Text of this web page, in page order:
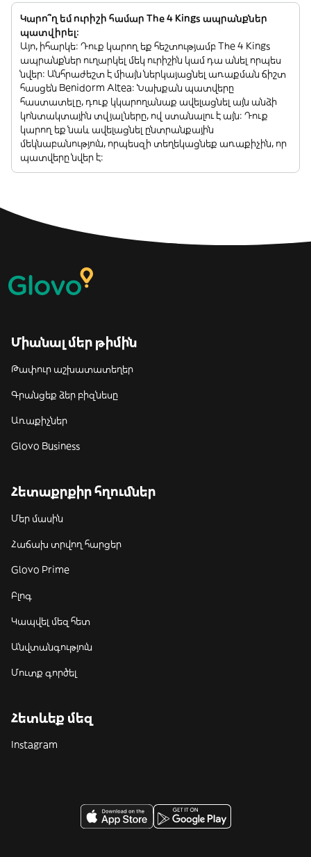
Կարո՞ղ եմ ուրիշի համար The 4 Kings ապրանքներ
պատվիրել:
Այո, իհարկե: Դուք կարող եք հեշտությամբ The 4 Kings
ապրանքներ ուղարկել մեկ ուրիշին կամ դա անել որպես
նվեր: Անհրաժեշտ է միայն ներկայացնել առաքման ճիշտ
հասցեն Benidorm Altea: Նախքան պատվերը
հաստատելը, դուք կկարողանաք ավելացնել այն անձի
կոնտակտային տվյալները, ով ստանալու է այն: Դուք
կարող եք նաև ավելացնել ընտրանքային
մեկնաբանություն, որպեսզի տեղեկացնեք առաքիչին, որ
պատվերը նվեր է:
Միանալ մեր թիմին
Թափուր աշխատատեղեր
Գրանցեք ձեր բիզնեսը
Առաքիչներ
Glovo Business
Հետաքրքիր հղումներ
Մեր մասին
Հաճախ տրվող հարցեր
Glovo Prime
Բլոգ
Կապվել մեզ հետ
Անվտանգություն
Մուտք գործել
Հետևեք մեզ
Instagram